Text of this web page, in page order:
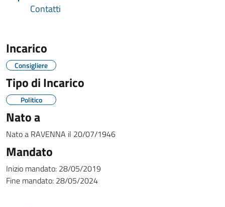
Contatti
Incarico
Consigliere
Tipo di Incarico
Politico
Nato a
Nato a RAVENNA il 20/07/1946
Mandato
Inizio mandato: 28/05/2019
Fine mandato: 28/05/2024